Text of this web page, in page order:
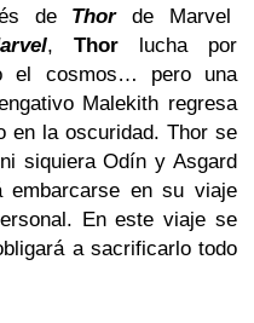
de Thor
de Marvel
, Thor lucha por
el cosmos… pero una
Malekith regresa
en la oscuridad. Thor se
siquiera Odín y Asgard
embarcarse en su viaje
En este viaje se
a sacrificarlo todo